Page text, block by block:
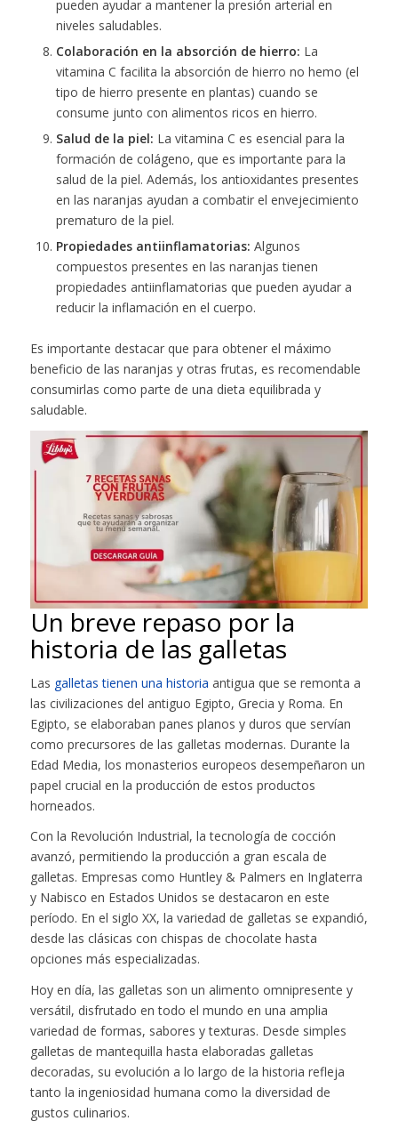
pueden ayudar a mantener la presión arterial en
niveles saludables.
Colaboración en la absorción de hierro: La
vitamina C facilita la absorción de hierro no hemo (el
tipo de hierro presente en plantas) cuando se
consume junto con alimentos ricos en hierro.
Salud de la piel: La vitamina C es esencial para la
formación de colágeno, que es importante para la
salud de la piel. Además, los antioxidantes presentes
en las naranjas ayudan a combatir el envejecimiento
prematuro de la piel.
Propiedades antiinflamatorias: Algunos
compuestos presentes en las naranjas tienen
propiedades antiinflamatorias que pueden ayudar a
reducir la inflamación en el cuerpo.
Es importante destacar que para obtener el máximo
beneficio de las naranjas y otras frutas, es recomendable
consumirlas como parte de una dieta equilibrada y
saludable.
Un breve repaso por la
historia de las galletas
Las galletas tienen una historia antigua que se remonta a
las civilizaciones del antiguo Egipto, Grecia y Roma. En
Egipto, se elaboraban panes planos y duros que servían
como precursores de las galletas modernas. Durante la
Edad Media, los monasterios europeos desempeñaron un
papel crucial en la producción de estos productos
horneados.
Con la Revolución Industrial, la tecnología de cocción
avanzó, permitiendo la producción a gran escala de
galletas. Empresas como Huntley & Palmers en Inglaterra
y Nabisco en Estados Unidos se destacaron en este
período. En el siglo XX, la variedad de galletas se expandió,
desde las clásicas con chispas de chocolate hasta
opciones más especializadas.
Hoy en día, las galletas son un alimento omnipresente y
versátil, disfrutado en todo el mundo en una amplia
variedad de formas, sabores y texturas. Desde simples
galletas de mantequilla hasta elaboradas galletas
decoradas, su evolución a lo largo de la historia refleja
tanto la ingeniosidad humana como la diversidad de
gustos culinarios.